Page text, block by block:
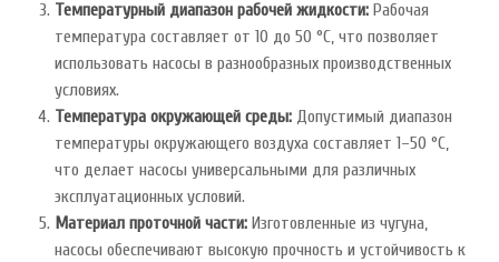
Температурный диапазон рабочей жидкости: Рабочая
температура составляет от 10 до 50 °C, что позволяет
использовать насосы в разнообразных производственных
условиях.
Температура окружающей среды: Допустимый диапазон
температуры окружающего воздуха составляет 1–50 °C,
что делает насосы универсальными для различных
эксплуатационных условий.
Материал проточной части: Изготовленные из чугуна,
насосы обеспечивают высокую прочность и устойчивость к